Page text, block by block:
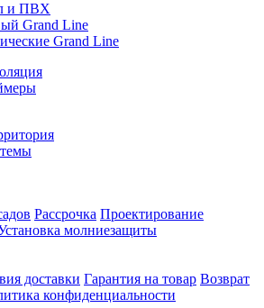
и ПВХ
Grand Line
Grand Line
Рассрочка Проектирование
молниезащиты
доставки Гарантия на товар Возврат
конфиденциальности